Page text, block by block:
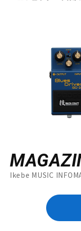
Ikebe MUSIC